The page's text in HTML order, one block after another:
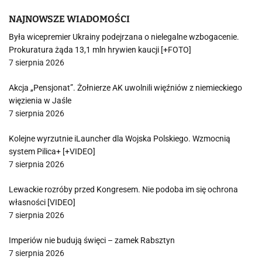
NAJNOWSZE WIADOMOŚCI
Była wicepremier Ukrainy podejrzana o nielegalne wzbogacenie.
Prokuratura żąda 13,1 mln hrywien kaucji [+FOTO]
7 sierpnia 2026
Akcja „Pensjonat”. Żołnierze AK uwolnili więźniów z niemieckiego
więzienia w Jaśle
7 sierpnia 2026
Kolejne wyrzutnie iLauncher dla Wojska Polskiego. Wzmocnią
system Pilica+ [+VIDEO]
7 sierpnia 2026
Lewackie rozróby przed Kongresem. Nie podoba im się ochrona
własności [VIDEO]
7 sierpnia 2026
Imperiów nie budują święci – zamek Rabsztyn
7 sierpnia 2026